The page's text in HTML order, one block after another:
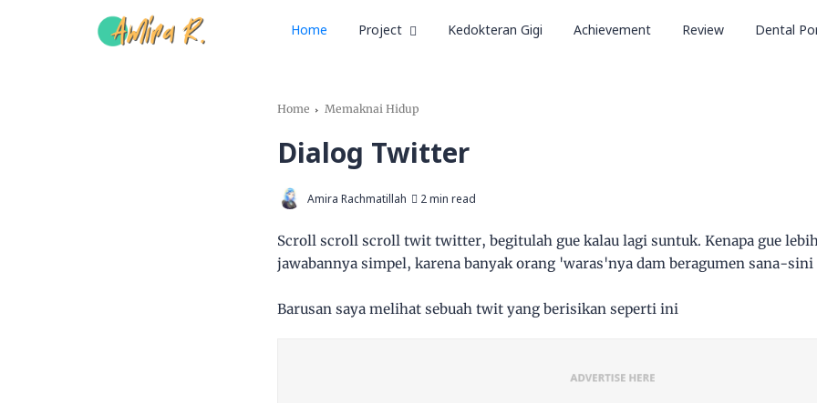
Home Project Kedokteran Gigi Achievement Review Dental
Home Memaknai Hidup
Dialog Twitter
Amira Rachmatillah 2 min read
Scroll scroll scroll twit twitter, begitulah gue kalau lagi suntuk. Kenapa gue
jawabannya simpel, karena banyak orang 'waras'nya dam beragumen sana-sini
Barusan saya melihat sebuah twit yang berisikan seperti ini